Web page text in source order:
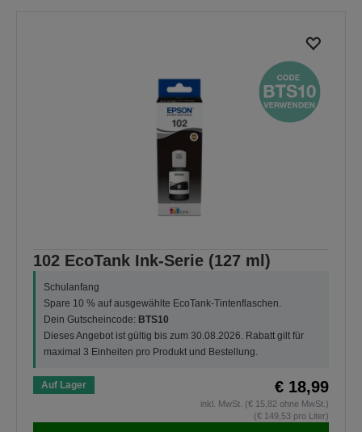
102 EcoTank Ink-Serie (127 ml)
Schulanfang
Spare 10 % auf ausgewählte EcoTank-Tintenflaschen.
Dein Gutscheincode: BTS10
Dieses Angebot ist gültig bis zum 30.08.2026. Rabatt gilt für
maximal 3 Einheiten pro Produkt und Bestellung.
Auf Lager € 18,99
inkl. MwSt. (€ 15,82 ohne MwSt.)
(€ 149,53 pro Liter)